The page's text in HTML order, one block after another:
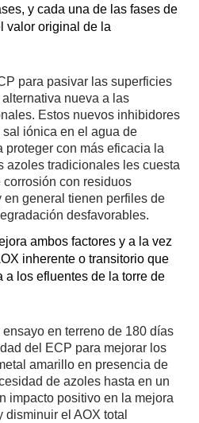
y cada una de las fases de
valor original de la
para pasivar las superficies
nueva a las
Estos nuevos inhibidores
iónica en el agua de
proteger con más eficacia la
azoles tradicionales les cuesta
con residuos
general tienen perfiles de
desfavorables.
ambos factores y a la vez
inherente o transitorio que
a los efluentes de la torre de
en terreno de 180 días
del ECP para mejorar los
amarillo en presencia de
de azoles hasta en un
impacto positivo en la mejora
el AOX total